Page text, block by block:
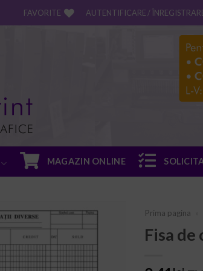
FAVORITE AUTENTIFICARE /
MAGAZIN ONLINE
Prima pagina
Fisa